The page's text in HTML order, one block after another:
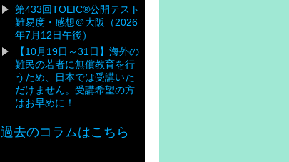
第433回TOEIC®公開テスト
難易度・感想＠大阪（2026
年7月12日午後）
【10月19日～31日】海外の
難民の若者に無償教育を行
うため、日本では受講いた
だけません。受講希望の方
はお早めに！
過去のコラムはこちら